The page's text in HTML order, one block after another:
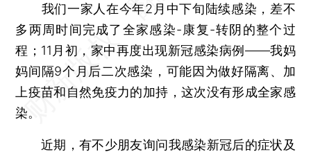
我们一家人在今年2月中下旬陆续感染，差不
多两周时间完成了全家感染-康复-转阴的整个过
程；11月初，家中再度出现新冠感染病例——我妈
妈间隔9个月后二次感染，可能因为做好隔离、加
上疫苗和自然免疫力的加持，这次没有形成全家感
染。
近期，有不少朋友询问我感染新冠后的症状及